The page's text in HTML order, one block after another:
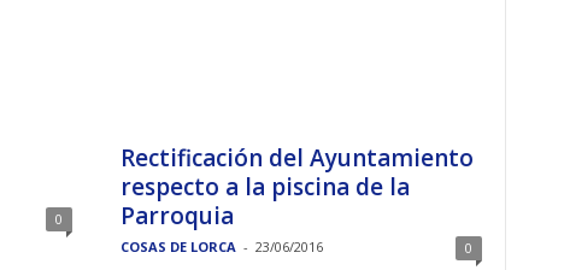
0
Rectificación del Ayuntamiento
respecto a la piscina de la
Parroquia
COSAS DE LORCA - 23/06/2016 0